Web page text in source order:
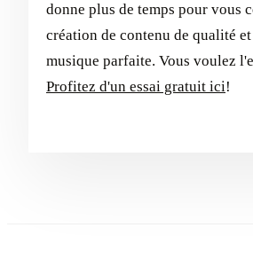
donne plus de temps pour vous
création de contenu de qualité
musique parfaite. Vous voulez
Profitez d'un essai gratuit ici!